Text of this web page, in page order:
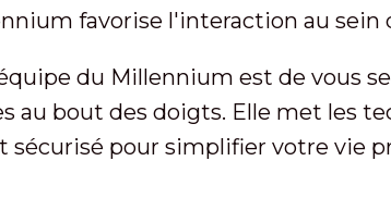
favorise l'interaction au sein
du Millennium est de vous
au bout des doigts. Elle met les
sécurisé pour simplifier votre vie